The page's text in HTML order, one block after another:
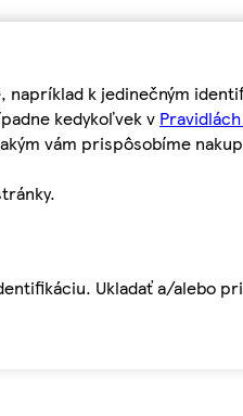
k jedinečným
kedykoľvek v
vám prispôsobíme
Ukladať a/alebo